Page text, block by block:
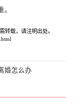
转载，请注明出处。
婚怎么办